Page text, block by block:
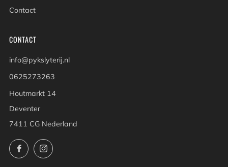
Contact
CONTACT
info@pykslyterij.nl
0625273263
Houtmarkt 14
Deventer
7411 CG Nederland
FacebookInstagram